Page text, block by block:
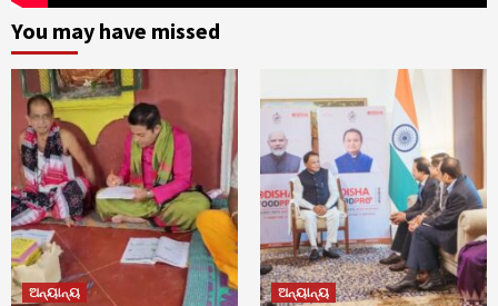
You may have missed
ଅନ୍ୟାନ୍ୟ ଅନ୍ୟାନ୍ୟ